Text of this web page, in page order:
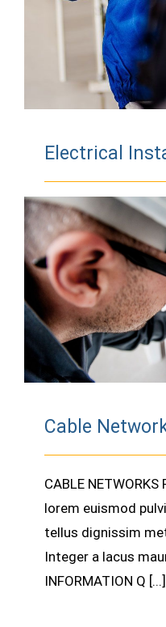
Electrical
ELECTRICAL
lorem euismod
tellus dignissim
Integer a lacus
INFORMATIO [...]
Cable
CABLE
lorem euismod
tellus dignissim
Integer a lacus
INFORMATION Q [...]